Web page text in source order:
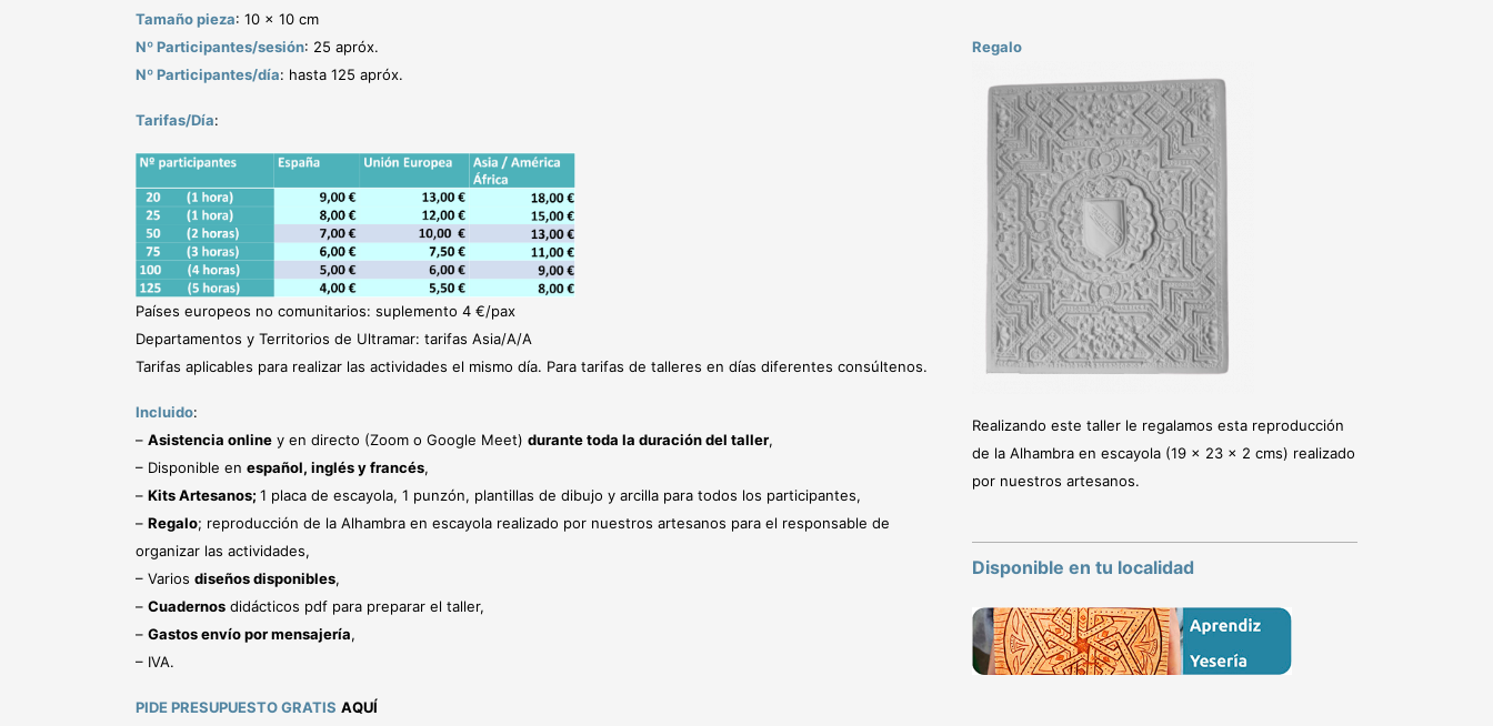
Tamaño pieza: 10 x 10 cm
Nº Participantes/sesión: 25 apróx.
Nº Participantes/día: hasta 125 apróx.
Tarifas/Día:
Países europeos no comunitarios: suplemento 4 €/pax
Departamentos y Territorios de Ultramar: tarifas Asia/A/A
Tarifas aplicables para realizar las actividades el mismo día. Para tarifas de talleres en días diferentes consúltenos.
Incluido:
– Asistencia online y en directo (Zoom o Google Meet) durante toda la duración del taller,
– Disponible en español, inglés y francés,
– Kits Artesanos; 1 placa de escayola, 1 punzón, plantillas de dibujo y arcilla para todos los participantes,
– Regalo; reproducción de la Alhambra en escayola realizado por nuestros artesanos para el responsable de
organizar las actividades,
– Varios diseños disponibles,
– Cuadernos didácticos pdf para preparar el taller,
– Gastos envío por mensajería,
– IVA.
PIDE PRESUPUESTO GRATIS AQUÍ
Regalo
Realizando este taller le regalamos esta reproducción
de la Alhambra en escayola (19 x 23 x 2 cms) realizado
por nuestros artesanos.
Disponible en tu localidad